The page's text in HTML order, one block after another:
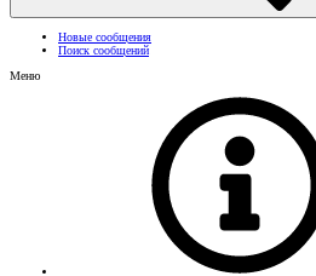
Новые сообщения
Поиск сообщений
Меню